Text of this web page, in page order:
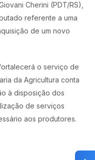
Cherini (PDT/RS),
referente a uma
de um novo
o serviço de
da Agricultura conta
à disposição dos
de serviços
aos produtores.